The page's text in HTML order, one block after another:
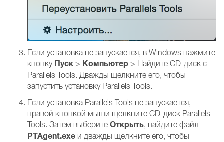
Если установка не запускается, в Windows нажмите
кнопку Пуск > Компьютер > Найдите CD-диск с
Parallels Tools. Дважды щелкните его, чтобы
запустить установку Parallels Tools.
Если установка Parallels Tools не запускается,
правой кнопкой мыши щелкните CD-диск Parallels
Tools. Затем выберите Открыть, найдите файл
PTAgent.exe и дважды щелкните его, чтобы